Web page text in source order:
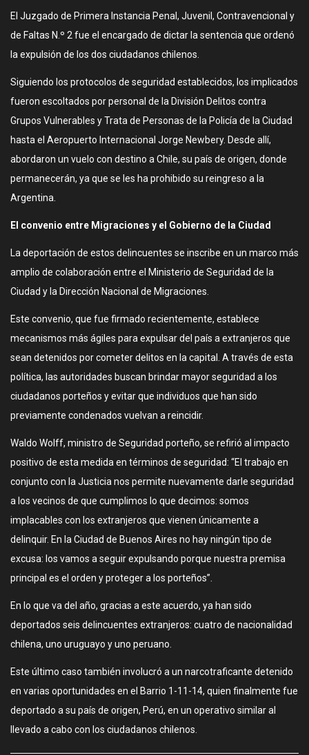
El Juzgado de Primera Instancia Penal, Juvenil, Contravencional y
de Faltas N.º 2 fue el encargado de dictar la sentencia que ordenó
la expulsión de los dos ciudadanos chilenos.
Siguiendo los protocolos de seguridad establecidos, los implicados
fueron escoltados por personal de la División Delitos contra
Grupos Vulnerables y Trata de Personas de la Policía de la Ciudad
hasta el Aeropuerto Internacional Jorge Newbery. Desde allí,
abordaron un vuelo con destino a Chile, su país de origen, donde
permanecerán, ya que se les ha prohibido su reingreso a la
Argentina.
El convenio entre Migraciones y el Gobierno de la Ciudad
La deportación de estos delincuentes se inscribe en un marco más
amplio de colaboración entre el Ministerio de Seguridad de la
Ciudad y la Dirección Nacional de Migraciones.
Este convenio, que fue firmado recientemente, establece
mecanismos más ágiles para expulsar del país a extranjeros que
sean detenidos por cometer delitos en la capital. A través de esta
política, las autoridades buscan brindar mayor seguridad a los
ciudadanos porteños y evitar que individuos que han sido
previamente condenados vuelvan a reincidir.
Waldo Wolff, ministro de Seguridad porteño, se refirió al impacto
positivo de esta medida en términos de seguridad: “El trabajo en
conjunto con la Justicia nos permite nuevamente darle seguridad
a los vecinos de que cumplimos lo que decimos: somos
implacables con los extranjeros que vienen únicamente a
delinquir. En la Ciudad de Buenos Aires no hay ningún tipo de
excusa: los vamos a seguir expulsando porque nuestra premisa
principal es el orden y proteger a los porteños”.
En lo que va del año, gracias a este acuerdo, ya han sido
deportados seis delincuentes extranjeros: cuatro de nacionalidad
chilena, uno uruguayo y uno peruano.
Este último caso también involucró a un narcotraficante detenido
en varias oportunidades en el Barrio 1-11-14, quien finalmente fue
deportado a su país de origen, Perú, en un operativo similar al
llevado a cabo con los ciudadanos chilenos.